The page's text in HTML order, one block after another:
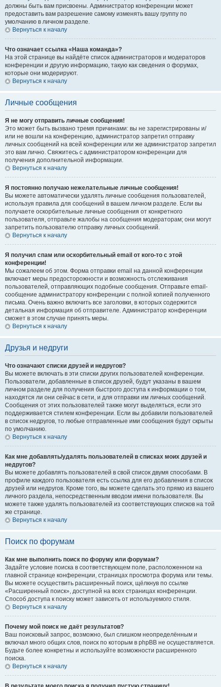
должны быть вам присвоены. Администратор конференции может
предоставить вам разрешение самому изменять вашу группу по
умолчанию в личном разделе.
Вернуться к началу
Что означает ссылка «Наша команда»?
На этой странице вы найдёте список администраторов и модераторов
конференции и другую информацию, такую как сведения о форумах,
которые они модерируют.
Вернуться к началу
Личные сообщения
Я не могу отправить личные сообщения!
Это может быть вызвано тремя причинами: вы не зарегистрированы и/
или не вошли на конференцию, администратор запретил отправку
личных сообщений на всей конференции или же администратор запретил
это вам лично. Свяжитесь с администратором конференции для
получения дополнительной информации.
Вернуться к началу
Я постоянно получаю нежелательные личные сообщения!
Вы можете автоматически удалять личные сообщения пользователей,
используя правила для сообщений в вашем личном разделе. Если вы
получаете оскорбительные личные сообщения от конкретного
пользователя, отправьте жалобы на сообщения модераторам; они могут
запретить пользователю отправку личных сообщений.
Вернуться к началу
Я получил спам или оскорбительный email от кого-то с этой
конференции!
Мы сожалеем об этом. Форма отправки email на данной конференции
включает меры предосторожности и возможность отслеживания
пользователей, отправляющих подобные сообщения. Отправьте email-
сообщение администратору конференции с полной копией полученного
письма. Очень важно включить все заголовки, в которых содержится
детальная информация об отправителе. Администратор конференции
сможет в этом случае принять меры.
Вернуться к началу
Друзья и недруги
Что означают списки друзей и недругов?
Вы можете включать в эти списки других пользователей конференции.
Пользователи, добавленные в список друзей, будут указаны в вашем
личном разделе для получения быстрого доступа к информации о том,
находятся ли они сейчас в сети, и для отправки им личных сообщений.
Сообщения от этих пользователей также могут выделяться, если это
поддерживается стилем конференции. Если вы добавили пользователей
в список недругов, то любые отправленные ими сообщения будут скрыты
по умолчанию.
Вернуться к началу
Как мне добавлять/удалять пользователей в списках моих друзей и
недругов?
Вы можете добавлять пользователей в свой список двумя способами. В
профиле каждого пользователя есть ссылка для его добавления в список
друзей или недругов. Кроме того, вы можете сделать это прямо из вашего
личного раздела, непосредственным вводом имени пользователя. Вы
можете также удалять пользователей из соответствующих списков на той
же странице.
Вернуться к началу
Поиск по форумам
Как мне выполнить поиск по форуму или форумам?
Задайте условие поиска в соответствующем поле, расположенном на
главной странице конференции, страницах просмотра форума или темы.
Вы можете осуществить расширенный поиск, щёлкнув по ссылке
«Расширенный поиск», доступной на всех страницах конференции.
Способ доступа к поиску может зависеть от используемого стиля.
Вернуться к началу
Почему мой поиск не даёт результатов?
Ваш поисковый запрос, возможно, был слишком неопределённым и
включал много общих слов, поиск по которым в phpBB не осуществляется.
Будьте более конкретны и используйте возможности расширенного
поиска.
Вернуться к началу